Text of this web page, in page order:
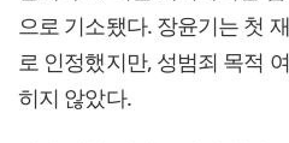
으로 기소됐다. 장윤기는 첫
로 인정했지만, 성범죄 목적
히지 않았다.